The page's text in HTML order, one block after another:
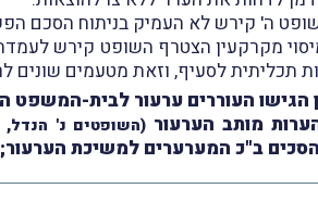
תכליתית לסעיף, וזאת מטעמים שונים
העוררים ערעור לבית-המשפט
מותב הערעור (השופטים נ' הנדל,
ב"כ המערערים למשיכת